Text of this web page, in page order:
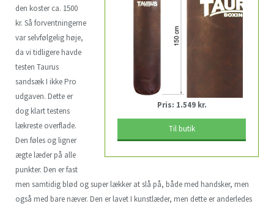
Pris: 1.549 kr.
Til butik
den koster ca. 1500
kr. Så forventningerne
var selvfølgelig høje,
da vi tidligere havde
testen Taurus
sandsæk I ikke Pro
udgaven. Dette er
dog klart testens
lækreste overflade.
Den føles og ligner
ægte læder på alle
punkter. Den er fast
men samtidig blød og super lækker at slå på, både med handsker, men
også med bare næver. Den er lavet I kunstlæder, men dette er anderledes